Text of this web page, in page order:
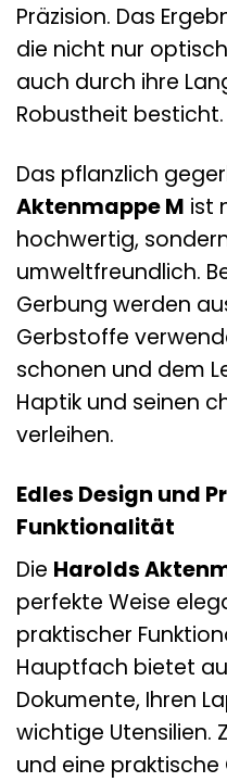
Präzision. Das
die nicht nur
auch durch ihre
Robustheit besticht.
Das pflanzlich
Aktenmappe M ist
hochwertig,
umweltfreundlich.
Gerbung werden
Gerbstoffe
schonen und dem
Haptik und seinen
verleihen.
Edles Design und
Funktionalität
Die Harolds
perfekte Weise
praktischer
Hauptfach bietet
Dokumente, Ihren
wichtige Utensilien.
und eine